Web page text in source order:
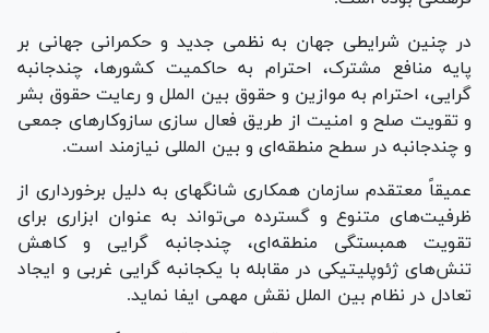
در چنین شرایطی جهان به نظمی جدید و حکمرانی جهانی بر
پایه منافع مشترک، احترام به حاکمیت کشورها، چندجانبه
گرایی، احترام به موازین و حقوق بین الملل و رعایت حقوق بشر
و تقویت صلح و امنیت از طریق فعال سازی سازوکار‌های جمعی
و چندجانبه در سطح منطقه‌ای و بین المللی نیازمند است.
عمیقاً معتقدم سازمان همکاری شانگهای به دلیل برخورداری از
ظرفیت‌های متنوع و گسترده می‌تواند به عنوان ابزاری برای
تقویت همبستگی منطقه‌ای، چندجانبه گرایی و کاهش
تنش‌های ژئوپلیتیکی در مقابله با یکجانبه گرایی غربی و ایجاد
تعادل در نظام بین الملل نقش مهمی ایفا نماید.